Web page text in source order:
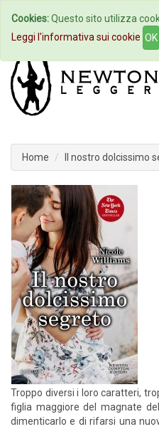
Home
Home Il nostro dolcissimo
Troppo diversi i loro caratteri,
figlia maggiore del magnate
dimenticarlo e di rifarsi una
Cookies:Questo sito utilizza
Leggi l'informativa sui cookie OK